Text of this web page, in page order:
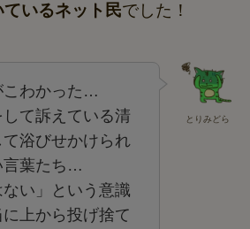
いるネット民でした！
とりみどら
こわかった…
て訴えている清
浴びせかけられ
言葉たち…
ない」という意識
上から投げ捨て